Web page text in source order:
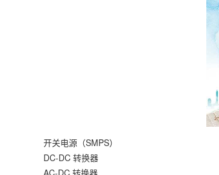
开关电源（SMPS）
DC-DC 转换器
AC-DC 转换器